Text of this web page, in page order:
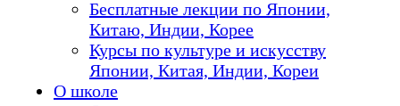
Бесплатные лекции по Японии,
Китаю, Индии, Корее
Курсы по культуре и искусству
Японии, Китая, Индии, Кореи
О школе